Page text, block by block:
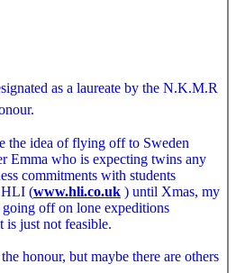
as a laureate by the N.K.M.R
the idea of flying off to Sweden
Emma who is expecting twins any
commitments with students
HLI (www.hli.co.uk ) until Xmas, my
off on lone expeditions
just not feasible.
honour, but maybe there are others